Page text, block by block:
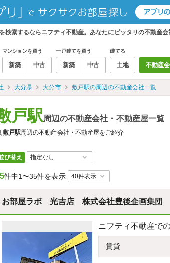
検索するならニフティ不動産。あなたにピッタリの不動産会
マンションを買う
新築 中古
一戸建てを買う
新築 中古
建てる
土地 不動産
大分県 大分市 敷戸駅の周辺の不動産会社一覧
戸駅周辺の不動産会社・不動産屋一覧
敷戸駅周辺の不動産会社・不動産屋をご紹介
び替え
件中1〜35件を表示
お部屋ラボ 光吉店 株式会社豊後企画集団
ニフティ不動産で
賃貸